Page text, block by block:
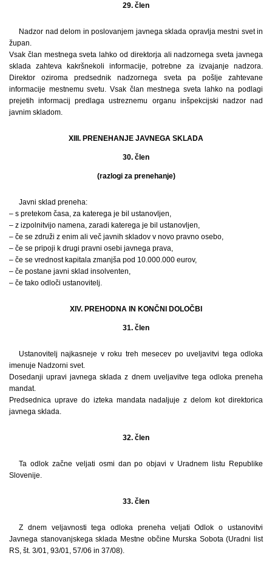
29. člen
Nadzor nad delom in poslovanjem javnega sklada opravlja mestni svet in
župan.
Vsak član mestnega sveta lahko od direktorja ali nadzornega sveta javnega
sklada zahteva kakršnekoli informacije, potrebne za izvajanje nadzora.
Direktor oziroma predsednik nadzornega sveta pa pošlje zahtevane
informacije mestnemu svetu. Vsak član mestnega sveta lahko na podlagi
prejetih informacij predlaga ustreznemu organu inšpekcijski nadzor nad
javnim skladom.
XIII. PRENEHANJE JAVNEGA SKLADA
30. člen
(razlogi za prenehanje)
Javni sklad preneha:
– s pretekom časa, za katerega je bil ustanovljen,
– z izpolnitvijo namena, zaradi katerega je bil ustanovljen,
– če se združi z enim ali več javnih skladov v novo pravno osebo,
– če se pripoji k drugi pravni osebi javnega prava,
– če se vrednost kapitala zmanjša pod 10.000.000 eurov,
– če postane javni sklad insolventen,
– če tako odloči ustanovitelj.
XIV. PREHODNA IN KONČNI DOLOČBI
31. člen
Ustanovitelj najkasneje v roku treh mesecev po uveljavitvi tega odloka
imenuje Nadzorni svet.
Dosedanji upravi javnega sklada z dnem uveljavitve tega odloka preneha
mandat.
Predsednica uprave do izteka mandata nadaljuje z delom kot direktorica
javnega sklada.
32. člen
Ta odlok začne veljati osmi dan po objavi v Uradnem listu Republike
Slovenije.
33. člen
Z dnem veljavnosti tega odloka preneha veljati Odlok o ustanovitvi
Javnega stanovanjskega sklada Mestne občine Murska Sobota (Uradni list
RS, št. 3/01, 93/01, 57/06 in 37/08).